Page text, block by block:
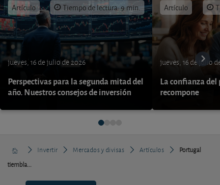
Artículo Tiempo de lectura: 9 min.
jueves, 16 de julio de 2026
Perspectivas para la segunda mitad del
año. Nuestros consejos de inversión
Artículo
jueves, 16 de julio
La confianza del
recompone
Invertir Mercados y divisas Artículos
Portugal
tiembla...